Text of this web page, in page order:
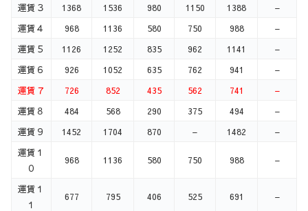
運賃３
1368 1536 980 1150 1388
–
運賃４
968 1136 580 750 988
–
運賃５
1126 1252 835 962 1141
–
運賃６
926 1052 635 762 941
–
運賃７
726 852 435 562 741
–
運賃８
484 568 290 375 494
–
運賃９
1452 1704 870 – 1482
–
運賃１
０
968 1136 580 750 988 –
運賃１
１
677 795 406 525 691 –